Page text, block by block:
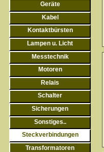
Geräte
Kabel
Kontaktbürsten
Lampen u. Licht
Messtechnik
Motoren
Relais
Schalter
Sicherungen
Sonstiges..
Steckverbindungen
Transformatoren